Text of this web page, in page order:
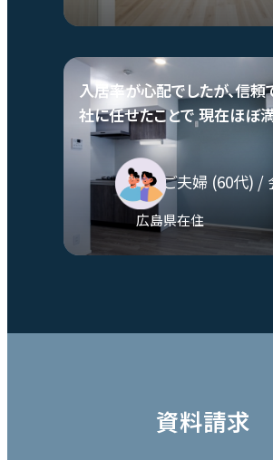
入居率が心配でしたが、信
社に任せたことで 現在ほぼ
入して本当に良かったと感じて
O様ご夫婦 (60代) /
広島県在住
資料請求